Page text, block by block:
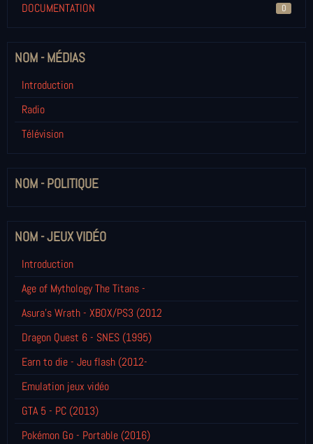
DOCUMENTATION 0
NOM - MÉDIAS
Introduction
Radio
Télévision
NOM - POLITIQUE
NOM - JEUX VIDÉO
Introduction
Age of Mythology The Titans -
Asura's Wrath - XBOX/PS3 (2012
Dragon Quest 6 - SNES (1995)
Earn to die - Jeu flash (2012-
Emulation jeux vidéo
GTA 5 - PC (2013)
Pokémon Go - Portable (2016)